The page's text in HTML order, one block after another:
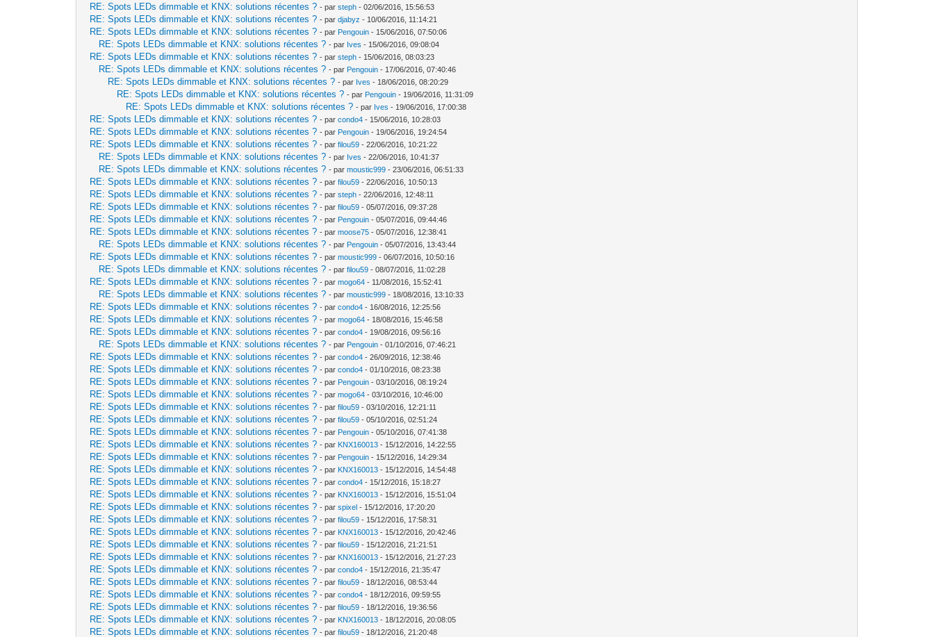
RE: Spots LEDs dimmable et KNX: solutions récentes ? - parsteph - 02/06/2016, 15:56:53
RE: Spots LEDs dimmable et KNX: solutions récentes ? - pardjabyz - 10/06/2016, 11:14:21
RE: Spots LEDs dimmable et KNX: solutions récentes ? - par Pengouin - 15/06/2016, 07:50:06
RE: Spots LEDs dimmable et KNX: solutions récentes ? - par Ives - 15/06/2016, 09:08:04
RE: Spots LEDs dimmable et KNX: solutions récentes ? - parsteph - 15/06/2016, 08:03:23
RE: Spots LEDs dimmable et KNX: solutions récentes ? - par Pengouin - 17/06/2016, 07:40:46
RE: Spots LEDs dimmable et KNX: solutions récentes ? - par Ives - 18/06/2016, 08:20:29
RE: Spots LEDs dimmable et KNX: solutions récentes ? - par Pengouin - 19/06/2016, 11:31:09
RE: Spots LEDs dimmable et KNX: solutions récentes ? - par Ives - 19/06/2016, 17:00:38
RE: Spots LEDs dimmable et KNX: solutions récentes ? - parcondo4 - 15/06/2016, 10:28:03
RE: Spots LEDs dimmable et KNX: solutions récentes ? - par Pengouin - 19/06/2016, 19:24:54
RE: Spots LEDs dimmable et KNX: solutions récentes ? - parfilou59 - 22/06/2016, 10:21:22
RE: Spots LEDs dimmable et KNX: solutions récentes ? - par Ives - 22/06/2016, 10:41:37
RE: Spots LEDs dimmable et KNX: solutions récentes ? - parmoustic999 - 23/06/2016, 06:51:33
RE: Spots LEDs dimmable et KNX: solutions récentes ? - parfilou59 - 22/06/2016, 10:50:13
RE: Spots LEDs dimmable et KNX: solutions récentes ? - parsteph - 22/06/2016, 12:48:11
RE: Spots LEDs dimmable et KNX: solutions récentes ? - parfilou59 - 05/07/2016, 09:37:28
RE: Spots LEDs dimmable et KNX: solutions récentes ? - par Pengouin - 05/07/2016, 09:44:46
RE: Spots LEDs dimmable et KNX: solutions récentes ? - parmoose75 - 05/07/2016, 12:38:41
RE: Spots LEDs dimmable et KNX: solutions récentes ? - par Pengouin - 05/07/2016, 13:43:44
RE: Spots LEDs dimmable et KNX: solutions récentes ? - parmoustic999 - 06/07/2016, 10:50:16
RE: Spots LEDs dimmable et KNX: solutions récentes ? - parfilou59 - 08/07/2016, 11:02:28
RE: Spots LEDs dimmable et KNX: solutions récentes ? - parmogo64 - 11/08/2016, 15:52:41
RE: Spots LEDs dimmable et KNX: solutions récentes ? - parmoustic999 - 18/08/2016, 13:10:33
RE: Spots LEDs dimmable et KNX: solutions récentes ? - parcondo4 - 16/08/2016, 12:25:56
RE: Spots LEDs dimmable et KNX: solutions récentes ? - parmogo64 - 18/08/2016, 15:46:58
RE: Spots LEDs dimmable et KNX: solutions récentes ? - parcondo4 - 19/08/2016, 09:56:16
RE: Spots LEDs dimmable et KNX: solutions récentes ? - par Pengouin - 01/10/2016, 07:46:21
RE: Spots LEDs dimmable et KNX: solutions récentes ? - parcondo4 - 26/09/2016, 12:38:46
RE: Spots LEDs dimmable et KNX: solutions récentes ? - parcondo4 - 01/10/2016, 08:23:38
RE: Spots LEDs dimmable et KNX: solutions récentes ? - par Pengouin - 03/10/2016, 08:19:24
RE: Spots LEDs dimmable et KNX: solutions récentes ? - parmogo64 - 03/10/2016, 10:46:00
RE: Spots LEDs dimmable et KNX: solutions récentes ? - parfilou59 - 03/10/2016, 12:21:11
RE: Spots LEDs dimmable et KNX: solutions récentes ? - parfilou59 - 05/10/2016, 02:51:24
RE: Spots LEDs dimmable et KNX: solutions récentes ? - par Pengouin - 05/10/2016, 07:41:38
RE: Spots LEDs dimmable et KNX: solutions récentes ? - par KNX160013 - 15/12/2016, 14:22:55
RE: Spots LEDs dimmable et KNX: solutions récentes ? - par Pengouin - 15/12/2016, 14:29:34
RE: Spots LEDs dimmable et KNX: solutions récentes ? - par KNX160013 - 15/12/2016, 14:54:48
RE: Spots LEDs dimmable et KNX: solutions récentes ? - parcondo4 - 15/12/2016, 15:18:27
RE: Spots LEDs dimmable et KNX: solutions récentes ? - par KNX160013 - 15/12/2016, 15:51:04
RE: Spots LEDs dimmable et KNX: solutions récentes ? - parspixel - 15/12/2016, 17:20:20
RE: Spots LEDs dimmable et KNX: solutions récentes ? - parfilou59 - 15/12/2016, 17:58:31
RE: Spots LEDs dimmable et KNX: solutions récentes ? - par KNX160013 - 15/12/2016, 20:42:46
RE: Spots LEDs dimmable et KNX: solutions récentes ? - parfilou59 - 15/12/2016, 21:21:51
RE: Spots LEDs dimmable et KNX: solutions récentes ? - par KNX160013 - 15/12/2016, 21:27:23
RE: Spots LEDs dimmable et KNX: solutions récentes ? - parcondo4 - 15/12/2016, 21:35:47
RE: Spots LEDs dimmable et KNX: solutions récentes ? - parfilou59 - 18/12/2016, 08:53:44
RE: Spots LEDs dimmable et KNX: solutions récentes ? - parcondo4 - 18/12/2016, 09:59:55
RE: Spots LEDs dimmable et KNX: solutions récentes ? - parfilou59 - 18/12/2016, 19:36:56
RE: Spots LEDs dimmable et KNX: solutions récentes ? - par KNX160013 - 18/12/2016, 20:08:05
RE: Spots LEDs dimmable et KNX: solutions récentes ? - parfilou59 - 18/12/2016, 21:20:48